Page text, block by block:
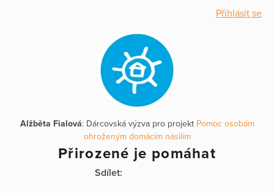
Přihlásit se
Alžběta Fialová: Dárcovská výzva pro projekt Pomoc osobám
ohroženým domácím násilím
Přirozené je pomáhat
Sdílet: